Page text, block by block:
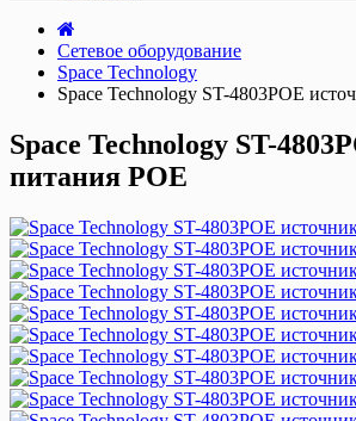
Сетевое оборудование
Space Technology
Space Technology ST-4803POE
Space Technology ST-
питания POE